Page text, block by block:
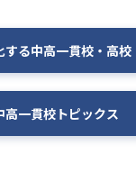
する中高一貫校・高校
高一貫校トピックス